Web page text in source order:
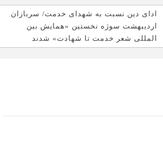
ادای دین نسبت به شهدای خدمت/ سربازان
اردیبهشت سوژه نخستین «همایش بین
المللی شعر خدمت تا شهادت» شدند